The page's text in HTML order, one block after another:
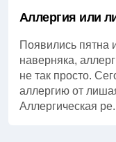
Аллергия или
Появились пятна
наверняка,
не так просто.
аллергию от
Аллергическая